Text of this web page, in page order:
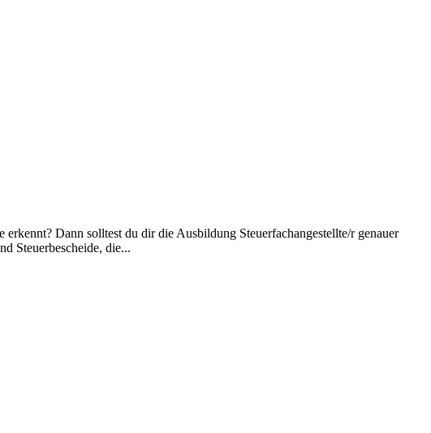
Dann solltest du dir die Ausbildung Steuerfachangestellte/r genauer
Steuerbescheide, die...